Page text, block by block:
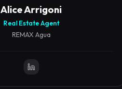
AliceArrigoni
Real Estate Agent
REMAX Agua